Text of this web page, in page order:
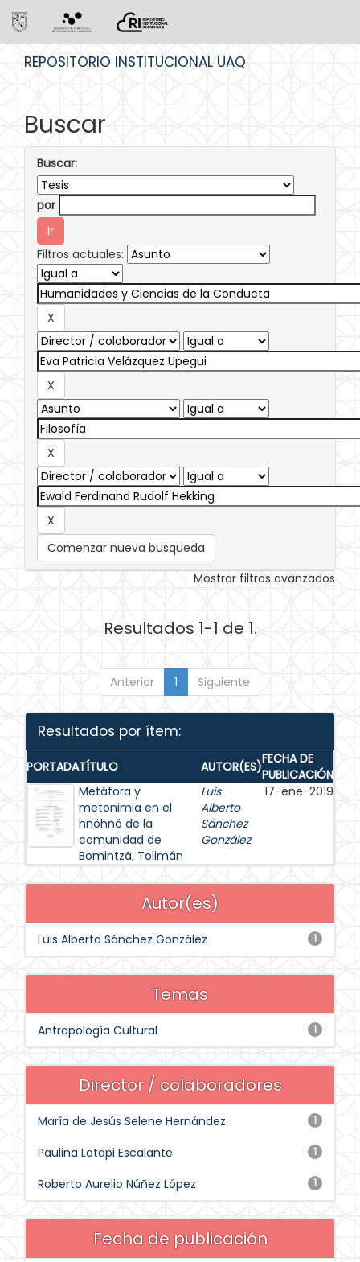
REPOSITORIO INSTITUCIONAL UAQ
Buscar
Buscar:
por
Filtros actuales:
Comenzar nueva busqueda
Mostrar filtros avanzados
Resultados 1-1 de 1.
Anterior 1 Siguiente
Resultados por ítem:
PORTADATÍTULO AUTOR(ES)FECHA DE
PUBLICACIÓN
Metáfora y
metonimia en el
hñöhñö de la
comunidad de
Bomintzá, Tolimán
Luis
Alberto
Sánchez
González
17-ene-2019
Autor(es)
1
Luis Alberto Sánchez González
Temas
1
Antropología Cultural
Director / colaboradores
1
María de Jesús Selene Hernández.
1
Paulina Latapi Escalante
1
Roberto Aurelio Núñez López
Fecha de publicación